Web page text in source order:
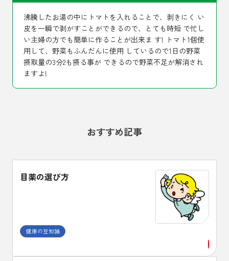
沸騰したお湯の中にトマトを入れることで、剥きにく い
皮を一瞬で剥がすことができるので、とても時短 で忙し
い主婦の方でも簡単に作ることが出来ま す! トマト1個使
用して、野菜もふんだんに使用 しているので1日の野菜
摂取量の3分2も摂る事が できるので野菜不足が解消され
ますよ!
おすすめ記事
目薬の選び方
健康の豆知識